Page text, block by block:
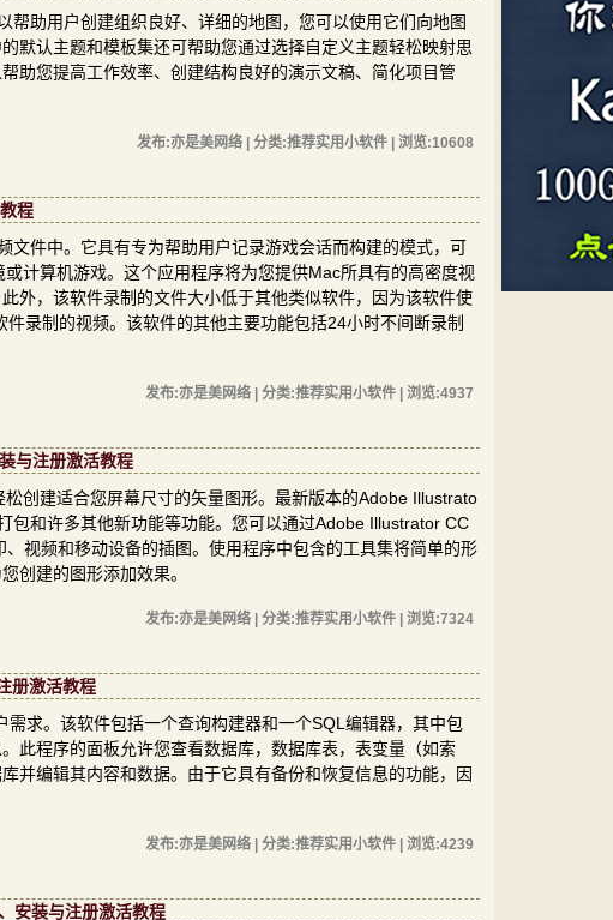
助用户创建组织良好、详细的地图，您可以使用它们向地图
默认主题和模板集还可帮助您通过选择自定义主题轻松映射思
助您提高工作效率、创建结构良好的演示文稿、简化项目管
发布:亦是美网络 | 分类:推荐实用小软件 | 浏览:10608
程
件中。它具有专为帮助用户记录游戏会话而构建的模式，可
计算机游戏。这个应用程序将为您提供Mac所具有的高密度视
外，该软件录制的文件大小低于其他类似软件，因为该软件使
录制的视频。该软件的其他主要功能包括24小时不间断录制
发布:亦是美网络 | 分类:推荐实用小软件 | 浏览:4937
与注册激活教程
创建适合您屏幕尺寸的矢量图形。最新版本的Adobe Illustrato
包和许多其他新功能等功能。您可以通过Adobe Illustrator CC
视频和移动设备的插图。使用程序中包含的工具集将简单的形
创建的图形添加效果。
发布:亦是美网络 | 分类:推荐实用小软件 | 浏览:7324
册激活教程
求。该软件包括一个查询构建器和一个SQL编辑器，其中包
此程序的面板允许您查看数据库，数据库表，表变量（如索
并编辑其内容和数据。由于它具有备份和恢复信息的功能，因
发布:亦是美网络 | 分类:推荐实用小软件 | 浏览:4239
安装与注册激活教程